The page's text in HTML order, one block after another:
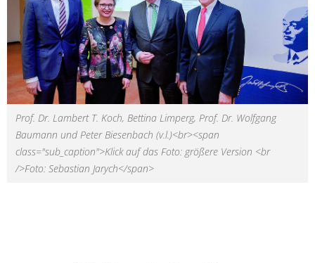
Prof. Dr. Lambert T. Koch, Bettina Limperg, Prof. Dr. Wolfgang
Baumann und Peter Biesenbach (v.l.)<br><span
class="sub_caption">Klick auf das Foto: größere Version <br
/>Foto: Sebastian Jarych</span>